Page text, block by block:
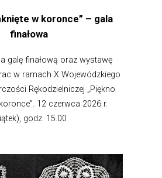
w koronce” – gala
finałowa
galę finałową oraz wystawę
w ramach X Wojewódzkiego
Rękodzielniczej „Piękno
12 czerwca 2026 r.
godz. 15.00